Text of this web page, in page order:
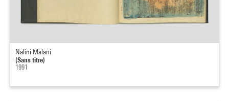
Nalini Malani
(Sans titre)
1991